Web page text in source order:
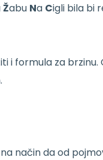
Žabu Na Cigli bila bi
i formula za
način da od